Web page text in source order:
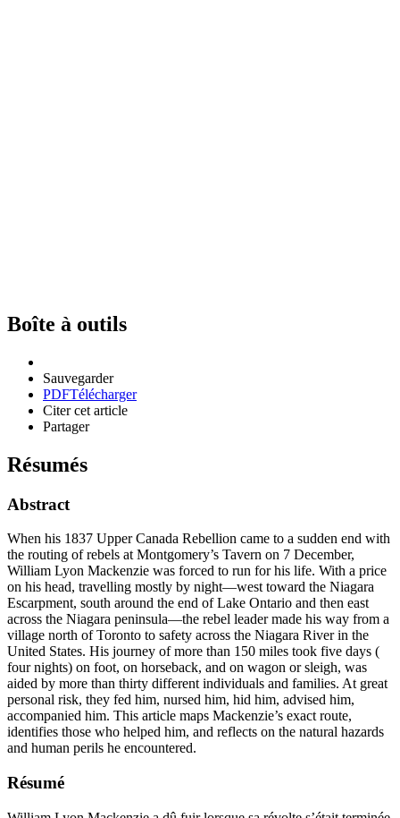
Boîte à outils
Sauvegarder
PDFTélécharger
Citer cet article
Partager
Résumés
Abstract
When his 1837 Upper Canada Rebellion came to a sudden end with
the routing of rebels at Montgomery’s Tavern on 7 December,
William Lyon Mackenzie was forced to run for his life. With a price
on his head, travelling mostly by night—west toward the Niagara
Escarpment, south around the end of Lake Ontario and then east
across the Niagara peninsula—the rebel leader made his way from a
village north of Toronto to safety across the Niagara River in the
United States. His journey of more than 150 miles took five days (
four nights) on foot, on horseback, and on wagon or sleigh, was
aided by more than thirty different individuals and families. At great
personal risk, they fed him, nursed him, hid him, advised him,
accompanied him. This article maps Mackenzie’s exact route,
identifies those who helped him, and reflects on the natural hazards
and human perils he encountered.
Résumé